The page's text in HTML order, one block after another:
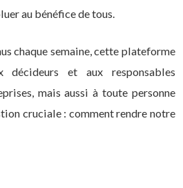
au bénéfice de tous.
chaque semaine, cette plateforme
décideurs et aux responsables
mais aussi à toute personne
cruciale : comment rendre notre